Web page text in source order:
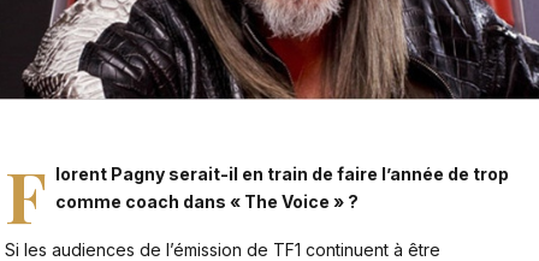
F lorent Pagny serait-il en train de faire l’année de trop
comme coach dans « The Voice » ?
Si les audiences de l’émission de TF1 continuent à être